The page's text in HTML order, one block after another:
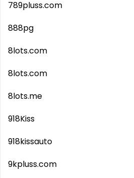
789pluss.com
888pg
8lots.com
8lots.com
8lots.me
918Kiss
918kissauto
9kpluss.com